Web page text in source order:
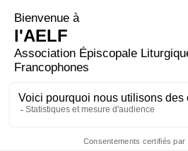
ORAISON
Renouvelle, Seigneur, dans ton
comblé l’évêque saint Augustin,
vraie sagesse, et ne cherchions
l’éternel amour.